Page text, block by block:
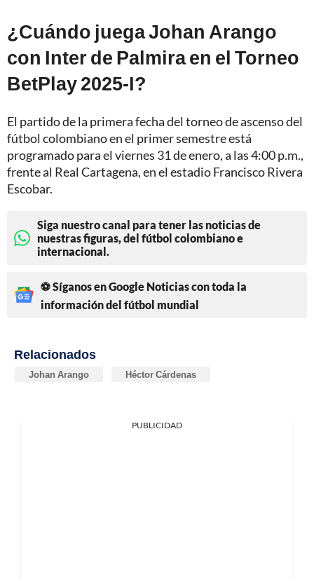
¿Cuándo juega Johan Arango
con Inter de Palmira en el Torneo
BetPlay 2025-I?
El partido de la primera fecha del torneo de ascenso del
fútbol colombiano en el primer semestre está
programado para el viernes 31 de enero, a las 4:00 p.m.,
frente al Real Cartagena, en el estadio Francisco Rivera
Escobar.
Siga nuestro canal para tener las noticias de
nuestras figuras, del fútbol colombiano e
internacional.
⚽ Síganos en Google Noticias con toda la
información del fútbol mundial
Relacionados
Johan Arango Héctor Cárdenas
PUBLICIDAD